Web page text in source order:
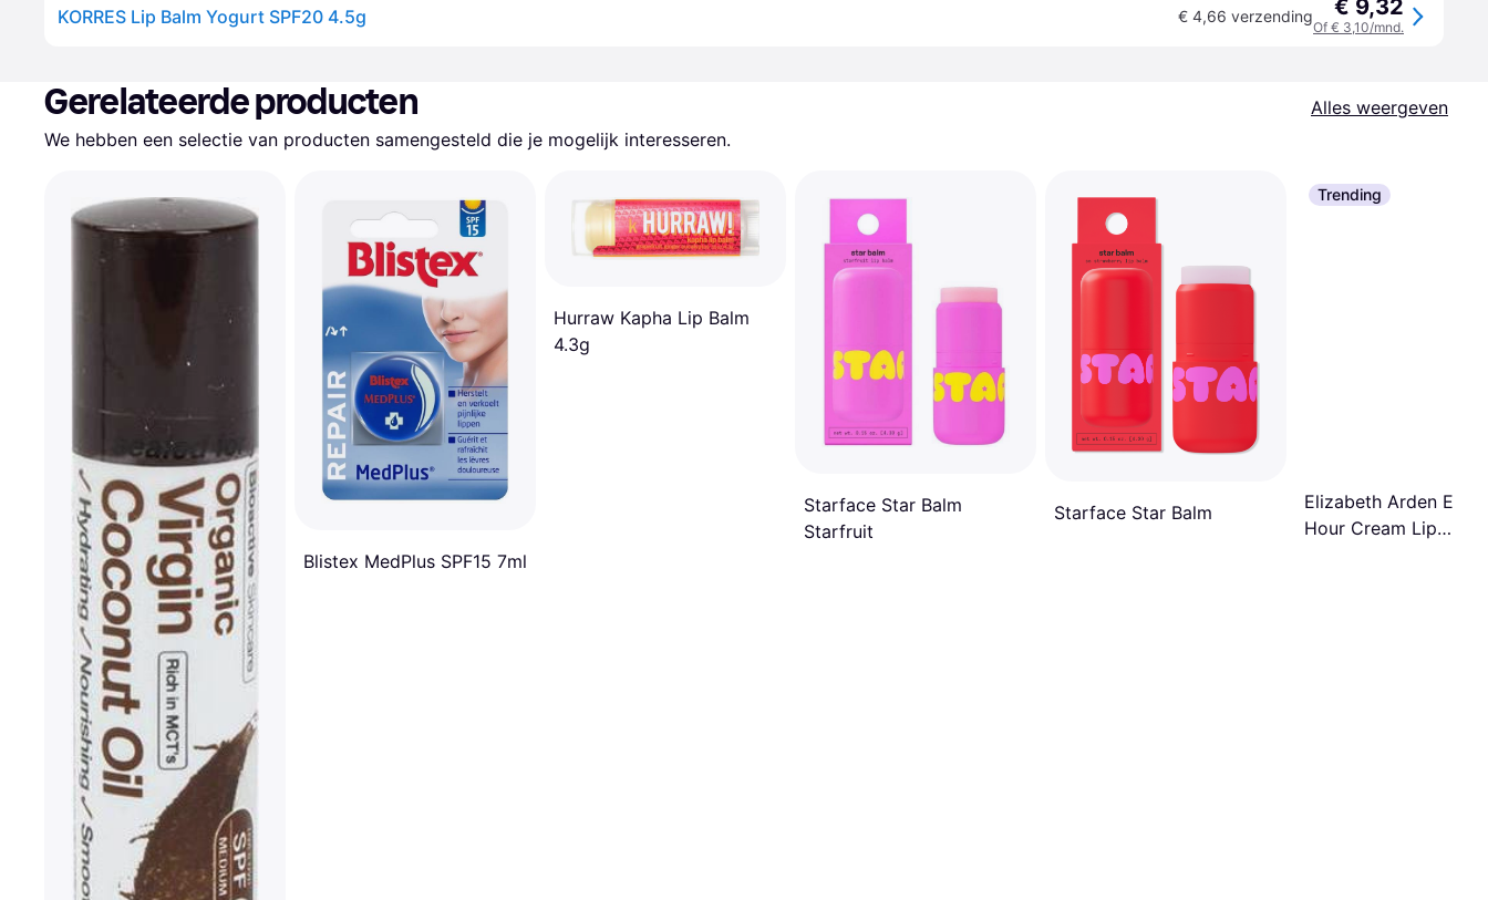
KORRES Lip Balm Yogurt SPF20 4.5g € 4,66 verzending € 9,32
Of € 3,10/mnd.
Gerelateerde producten
Alles weergeven
We hebben een selectie van producten samengesteld die je mogelijk interesseren.
Blistex MedPlus SPF15 7ml
Hurraw Kapha Lip Balm
4.3g
Starface Star Balm
Starfruit
Starface Star Balm
Trending
Elizabeth Arden Eight
Hour Cream Lip